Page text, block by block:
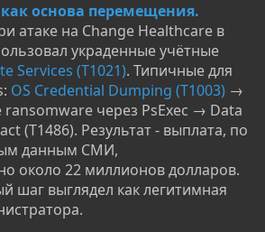
основа перемещения.
атаке на Change Healthcare в
украденные учётные
Services (T1021). Типичные для
OS Credential Dumping (T1003) →
ransomware через PsExec → Data
(T1486). Результат - выплата, по
данным СМИ,
около 22 миллионов долларов.
шаг выглядел как легитимная